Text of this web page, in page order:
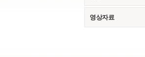
영상자료